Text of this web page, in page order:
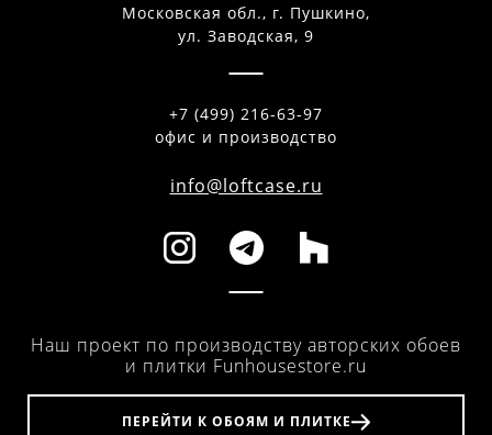
Московская обл., г. Пушкино,
ул. Заводская, 9
+7 (499) 216-63-97
офис и производство
info@loftcase.ru
Наш проект по производству авторских обоев
и плитки Funhousestore.ru
ПЕРЕЙТИ К ОБОЯМ И ПЛИТКЕ